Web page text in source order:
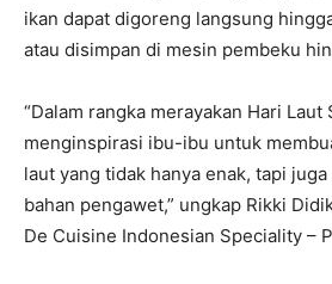
ikan dapat digoreng langsung
atau disimpan di mesin pembeku
“Dalam rangka merayakan Hari
menginspirasi ibu-ibu untuk
laut yang tidak hanya enak, tapi
bahan pengawet,” ungkap Rikki
De Cuisine Indonesian Speciality –